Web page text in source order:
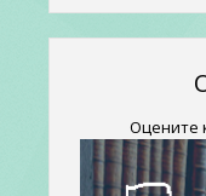
Оцените